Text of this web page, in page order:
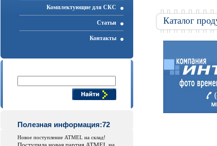
Комплектующие для СКС
Статьи
Контакты
Полезная информация:72
Новое поступление ATMEL на склад!
Каталог